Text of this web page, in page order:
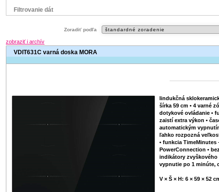
Filtrovanie dát
Whirlpool
Status
Zoradiť podľa
zobraziť i archív
VDIT631C varná doska MORA
Iindukčná
šírka 59 cm • 4 varné
dotykové ovládanie •
zaistí extra výkon •
automatickým
ľahko rozpozná
• funkcia TimeMinutes
PowerConnection •
indikátory zvyškového
vypnutie po 1 minúte,
V × Š × H: 6 × 59 × 52